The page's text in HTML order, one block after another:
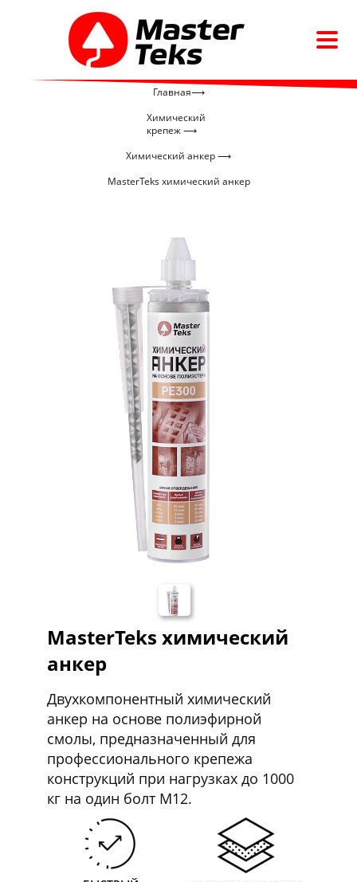
Главная⟶
Химический
крепеж ⟶
Химический анкер ⟶
MasterTeks химический анкер
MasterTeks химический
анкер
Двухкомпонентный химический
анкер на основе полиэфирной
смолы, предназначенный для
профессионального крепежа
конструкций при нагрузках до 1000
кг на один болт М12.